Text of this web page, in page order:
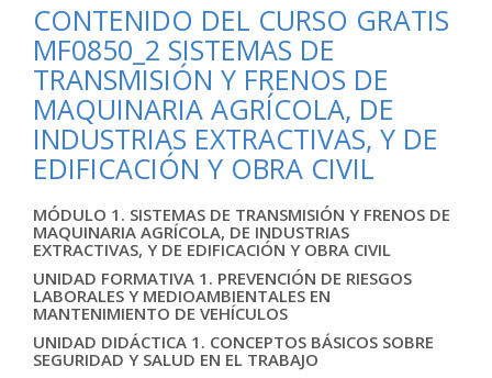
CONTENIDO DEL CURSO GRATIS
MF0850_2 SISTEMAS DE
TRANSMISIÓN Y FRENOS DE
MAQUINARIA AGRÍCOLA, DE
INDUSTRIAS EXTRACTIVAS, Y DE
EDIFICACIÓN Y OBRA CIVIL
MÓDULO 1. SISTEMAS DE TRANSMISIÓN Y FRENOS DE
MAQUINARIA AGRÍCOLA, DE INDUSTRIAS
EXTRACTIVAS, Y DE EDIFICACIÓN Y OBRA CIVIL
UNIDAD FORMATIVA 1. PREVENCIÓN DE RIESGOS
LABORALES Y MEDIOAMBIENTALES EN
MANTENIMIENTO DE VEHÍCULOS
UNIDAD DIDÁCTICA 1. CONCEPTOS BÁSICOS SOBRE
SEGURIDAD Y SALUD EN EL TRABAJO